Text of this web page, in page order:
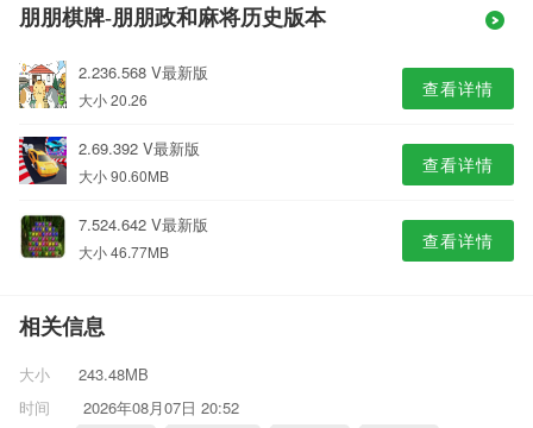
朋朋棋牌-朋朋政和麻将历史版本
2.236.568 V最新版
大小 20.26 查看详情
2.69.392 V最新版
大小 90.60MB 查看详情
7.524.642 V最新版
大小 46.77MB 查看详情
相关信息
大小
243.48MB
时间
2026年08月07日 20:52